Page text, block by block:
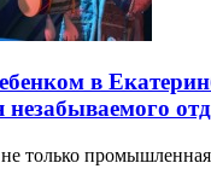
в
только